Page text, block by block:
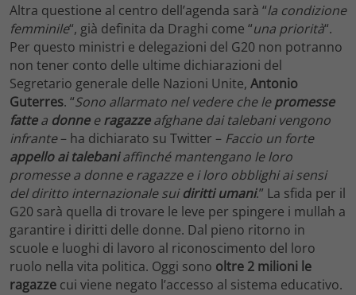
Altra questione al centro dell’agenda sarà “la condizione
femminile“, già definita da Draghi come “una priorità“.
Per questo ministri e delegazioni del G20 non potranno
non tener conto delle ultime dichiarazioni del
Segretario generale delle Nazioni Unite, Antonio
Guterres. “Sono allarmato nel vedere che lepromesse
fattea donneeragazzeafghane dai talebani vengono
infrante– ha dichiarato su Twitter – Faccio un forte
appello ai talebaniaffinché mantengano le loro
promesse a donne e ragazze e i loro obblighi ai sensi
del diritto internazionale suidiritti umani.” La sfida per il
G20 sarà quella di trovare le leve per spingere i mullah a
garantire i diritti delle donne. Dal pieno ritorno in
scuole e luoghi di lavoro al riconoscimento del loro
ruolo nella vita politica. Oggi sono oltre 2 milioni le
ragazze cui viene negato l’accesso al sistema educativo.